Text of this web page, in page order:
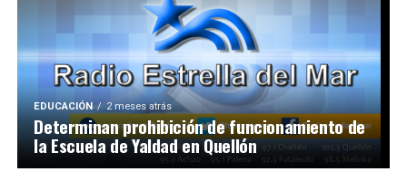
EDUCACIÓN 2 meses atrás
Determinan prohibición de funcionamiento de
la Escuela de Yaldad en Quellón